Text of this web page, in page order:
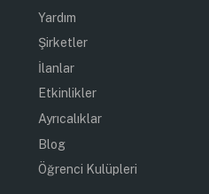
Yardım
Şirketler
İlanlar
Etkinlikler
Ayrıcalıklar
Blog
Öğrenci Kulüpleri